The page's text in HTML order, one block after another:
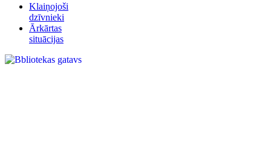
Klaiņojoši
dzīvnieki
Ārkārtas
situācijas